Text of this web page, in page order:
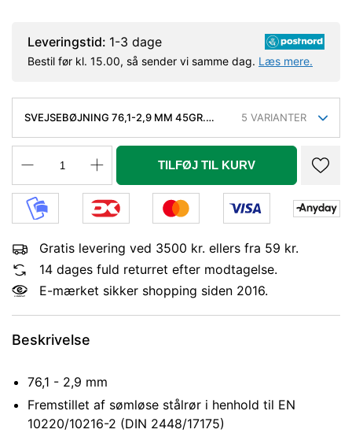
Leveringstid: 1-3 dage
Bestil før kl. 15.00, så sender vi samme dag. Læs mere.
SVEJSEBØJNING 76,1-2,9 MM 45GR.
A, 3D
5 VARIANTER
TILFØJ TIL KURV
Gratis levering ved 3500 kr. ellers fra 59 kr.
14 dages fuld returret efter modtagelse.
E-mærket sikker shopping siden 2016.
Beskrivelse
76,1 - 2,9 mm
Fremstillet af sømløse stålrør i henhold til EN
10220/10216-2 (DIN 2448/17175)